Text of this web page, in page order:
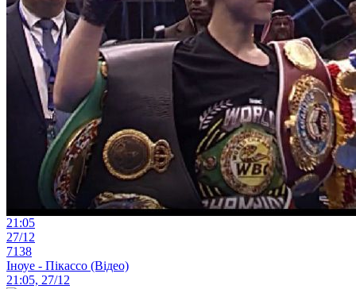
21:05
27/12
7138
Іноуе - Пікассо (Відео)
21:05, 27/12